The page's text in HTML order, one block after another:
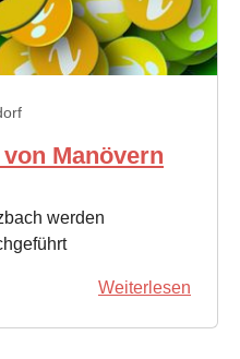
Manövern
werden
Weiterlesen